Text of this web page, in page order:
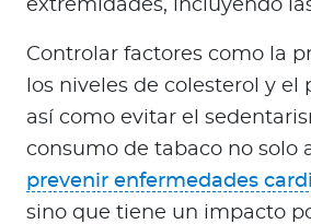
extremidades, incluyendo
Controlar factores como la
los niveles de colesterol y el
así como evitar el
consumo de tabaco no solo
prevenir enfermedades
sino que tiene un impacto